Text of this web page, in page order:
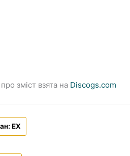
про зміст взята на Discogs.com
EX